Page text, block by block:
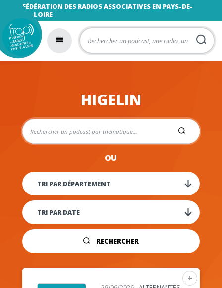
FÉDÉRATION DES RADIOS ASSOCIATIVES EN PAYS-DE-
LA-LOIRE
HIGELIN
OU
RECHERCHER
+